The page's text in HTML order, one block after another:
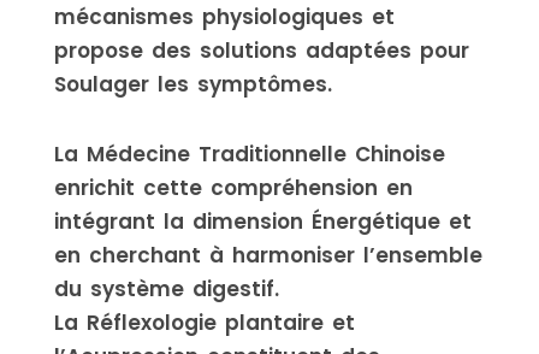
mécanismes physiologiques et
propose des solutions adaptées pour
Soulager les symptômes.
La Médecine Traditionnelle Chinoise
enrichit cette compréhension en
intégrant la dimension Énergétique et
en cherchant à harmoniser l’ensemble
du système digestif.
La Réflexologie plantaire et